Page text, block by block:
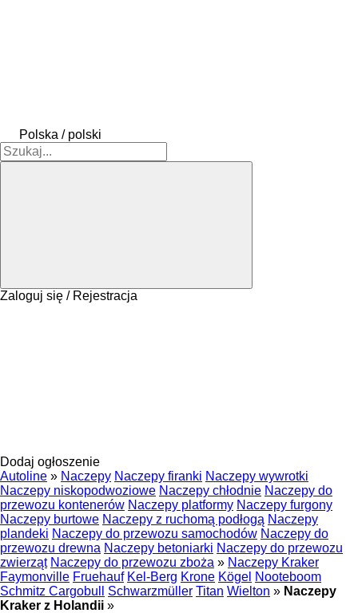
Polska / polski
Zaloguj się / Rejestracja
Dodaj ogłoszenie
Autoline » Naczepy Naczepy firanki Naczepy wywrotki
Naczepy niskopodwoziowe Naczepy chłodnie Naczepy do
przewozu kontenerów Naczepy platformy Naczepy furgony
Naczepy burtowe Naczepy z ruchomą podłogą Naczepy
plandeki Naczepy do przewozu samochodów Naczepy do
przewozu drewna Naczepy betoniarki Naczepy do przewozu
zwierząt Naczepy do przewozu zboża » Naczepy Kraker
Faymonville Fruehauf Kel-Berg Krone Kögel Nooteboom
Schmitz Cargobull
Schwarzmüller Titan Wielton » Naczepy
Kraker z Holandii »